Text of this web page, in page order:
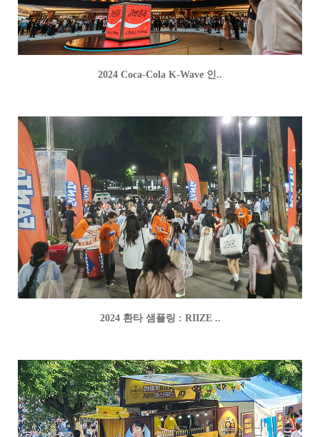
2024 Coca-Cola K-Wave 인..
2024 환타 샘플링 : RIIZE ..